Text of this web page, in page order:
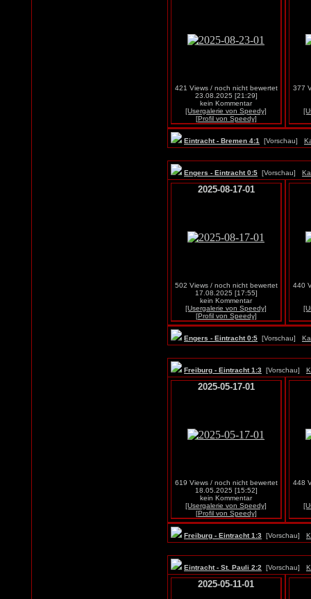
421 Views / noch nicht bewertet
23.08.2025 [21:29]
kein Kommentar
[Usergalerie von Speedy]
[Profil von Speedy]
377
Eintracht - Bremen 4:1 [Vorschau]
Engers - Eintracht 0:5 [Vorschau]
2025-08-17-01
502 Views / noch nicht bewertet
17.08.2025 [17:55]
kein Kommentar
[Usergalerie von Speedy]
[Profil von Speedy]
440
Engers - Eintracht 0:5 [Vorschau]
Freiburg - Eintracht 1:3 [Vorschau]
2025-05-17-01
619 Views / noch nicht bewertet
18.05.2025 [15:52]
kein Kommentar
[Usergalerie von Speedy]
[Profil von Speedy]
448
Freiburg - Eintracht 1:3 [Vorschau]
Eintracht - St. Pauli 2:2 [Vorschau]
2025-05-11-01